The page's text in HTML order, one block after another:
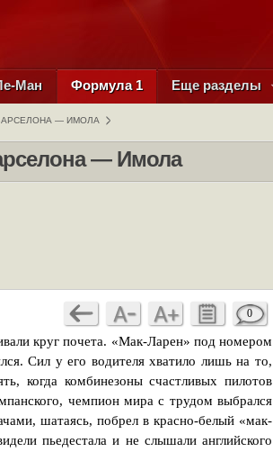
Ман Формула 1 Еще разделы
— ИМОЛА
— Имола
0
круг почета. «Мак-Ларен» под номером
Сил у его водителя хватило лишь на то,
когда комбинезоны счастливых пилотов
чемпион мира с трудом выбрался
шатаясь, побрел в красно-белый «мак-
пьедестала и не слышали английского